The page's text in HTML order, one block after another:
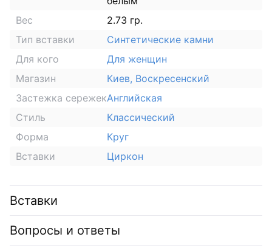
Вес
2.73 гр.
Тип вставки
Синтетические камни
Для кого
Для женщин
Магазин
Киев, Воскресенский
Застежка сережекАнглийская
Стиль
Классический
Форма
Круг
Вставки
Циркон
Вставки
Вопросы и ответы